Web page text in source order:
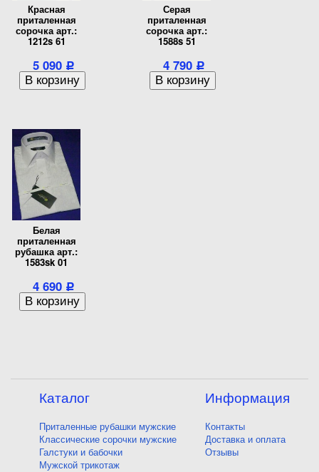
Красная
приталенная
сорочка арт.:
1212s 61
5 090 Р
Серая
приталенная
сорочка арт.:
1588s 51
4 790 Р
Белая
приталенная
рубашка арт.:
1583sk 01
4 690 Р
Каталог
Приталенные рубашки мужские
Классические сорочки мужские
Галстуки и бабочки
Мужской трикотаж
Информация
Контакты
Доставка и оплата
Отзывы